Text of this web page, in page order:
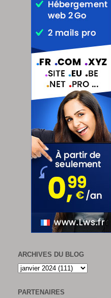
ARCHIVES DU BLOG
PARTENAIRES